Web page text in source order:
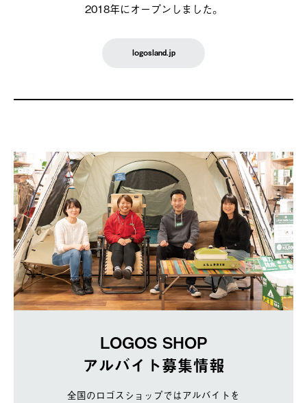
2018年にオープンしました。
logosland.jp
LOGOS SHOP
アルバイト募集情報
全国のロゴスショップではアルバイトを